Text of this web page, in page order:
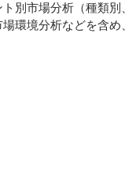
別市場分析（種類
環境分析などを含め